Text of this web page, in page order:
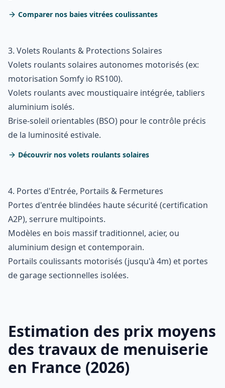
Comparer nos baies vitrées coulissantes
3. Volets Roulants & Protections Solaires
Volets roulants solaires autonomes motorisés (ex:
motorisation Somfy io RS100).
Volets roulants avec moustiquaire intégrée, tabliers
aluminium isolés.
Brise-soleil orientables (BSO) pour le contrôle précis
de la luminosité estivale.
Découvrir nos volets roulants solaires
4. Portes d'Entrée, Portails & Fermetures
Portes d'entrée blindées haute sécurité (certification
A2P), serrure multipoints.
Modèles en bois massif traditionnel, acier, ou
aluminium design et contemporain.
Portails coulissants motorisés (jusqu'à 4m) et portes
de garage sectionnelles isolées.
Estimation des prix moyens
des travaux de menuiserie
en France (2026)